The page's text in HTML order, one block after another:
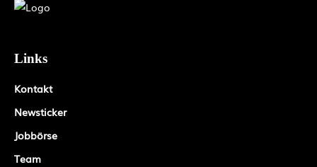
Links
Kontakt
Newsticker
Jobbörse
Team